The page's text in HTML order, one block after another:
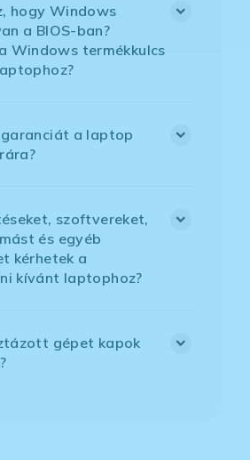
hogy Windows
a BIOS-ban?
Windows termékkulcs
a laptop
szoftvereket,
és egyéb
kérhetek a
kívánt laptophoz?
gépet kapok